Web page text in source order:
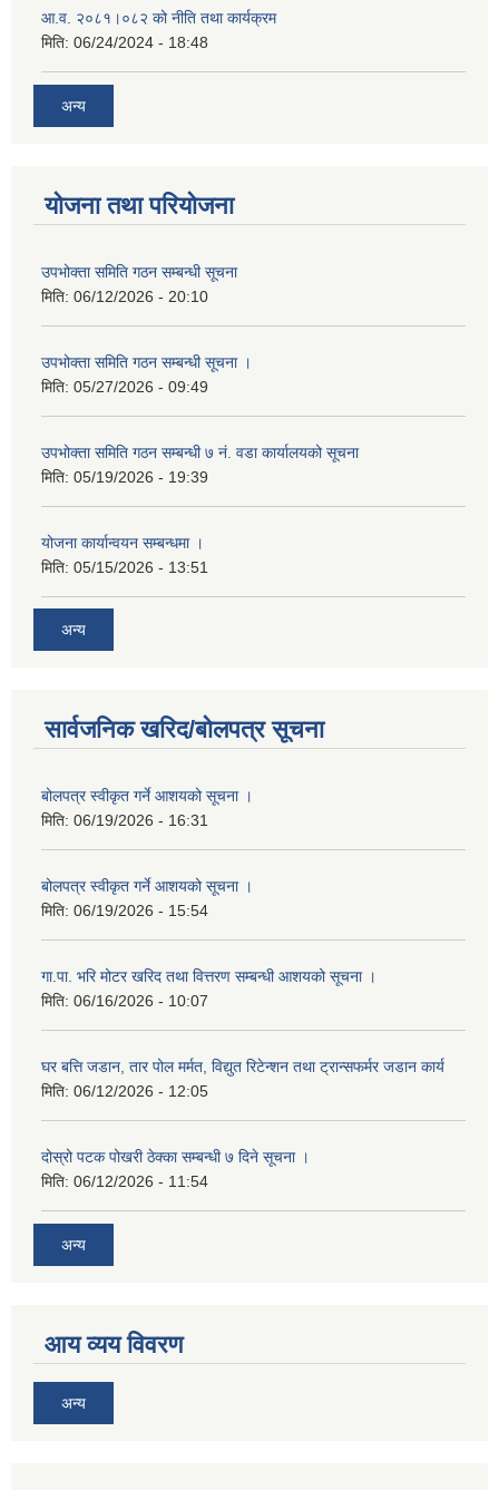
आ.व. २०८१।०८२ को नीति तथा कार्यक्रम
मिति: 06/24/2024 - 18:48
अन्य
योजना तथा परियोजना
उपभोक्ता समिति गठन सम्बन्धी सूचना
मिति: 06/12/2026 - 20:10
उपभोक्ता समिति गठन सम्बन्धी सूचना ।
मिति: 05/27/2026 - 09:49
उपभोक्ता समिति गठन सम्बन्धी ७ नं. वडा कार्यालयको सूचना
मिति: 05/19/2026 - 19:39
योजना कार्यान्वयन सम्बन्धमा ।
मिति: 05/15/2026 - 13:51
अन्य
सार्वजनिक खरिद/बोलपत्र सूचना
बोलपत्र स्वीकृत गर्ने आशयको सूचना ।
मिति: 06/19/2026 - 16:31
बोलपत्र स्वीकृत गर्ने आशयको सूचना ।
मिति: 06/19/2026 - 15:54
गा.पा. भरि मोटर खरिद तथा वित्तरण सम्बन्धी आशयको सूचना ।
मिति: 06/16/2026 - 10:07
घर बत्ति जडान, तार पोल मर्मत, विद्युत रिटेन्शन तथा ट्रान्सफर्मर जडान कार्य
मिति: 06/12/2026 - 12:05
दोस्रो पटक पोखरी ठेक्का सम्बन्धी ७ दिने सूचना ।
मिति: 06/12/2026 - 11:54
अन्य
आय व्यय विवरण
अन्य